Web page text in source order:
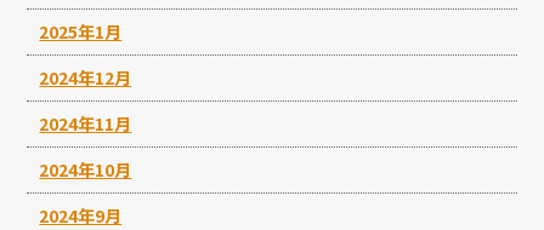
2025年1月
2024年12月
2024年11月
2024年10月
2024年9月